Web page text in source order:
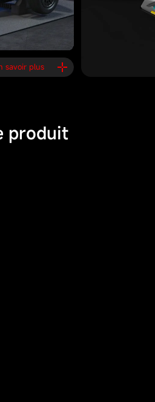
savoir plus
produit